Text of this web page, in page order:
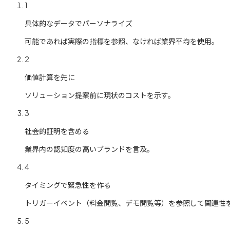
1
具体的なデータでパーソナライズ
可能であれば実際の指標を参照、なければ業界平均を使用。
2
価値計算を先に
ソリューション提案前に現状のコストを示す。
3
社会的証明を含める
業界内の認知度の高いブランドを言及。
4
タイミングで緊急性を作る
トリガーイベント（料金閲覧、デモ閲覧等）を参照して関連性
5